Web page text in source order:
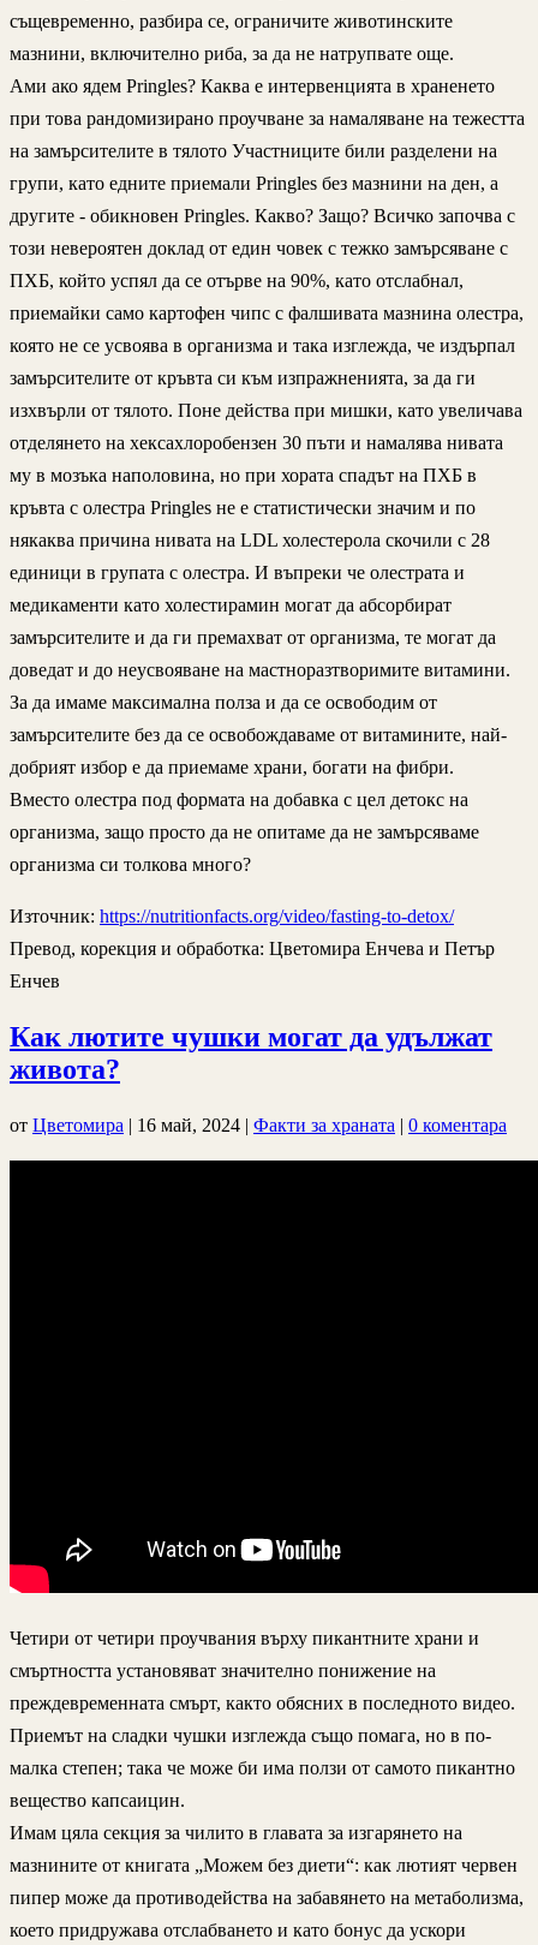
същевременно, разбира се, ограничите животинските
мазнини, включително риба, за да не натрупвате още.
Ами ако ядем Pringles? Каква е интервенцията в храненето
при това рандомизирано проучване за намаляване на тежестта
на замърсителите в тялото Участниците били разделени на
групи, като едните приемали Pringles без мазнини на ден, а
другите - обикновен Pringles. Какво? Защо? Всичко започва с
този невероятен доклад от един човек с тежко замърсяване с
ПХБ, който успял да се отърве на 90%, като отслабнал,
приемайки само картофен чипс с фалшивата мазнина олестра,
която не се усвоява в организма и така изглежда, че издърпал
замърсителите от кръвта си към изпражненията, за да ги
изхвърли от тялото. Поне действа при мишки, като увеличава
отделянето на хексахлоробензен 30 пъти и намалява нивата
му в мозъка наполовина, но при хората спадът на ПХБ в
кръвта с олестра Pringles не е статистически значим и по
някаква причина нивата на LDL холестерола скочили с 28
единици в групата с олестра. И въпреки че олестрата и
медикаменти като холестирамин могат да абсорбират
замърсителите и да ги премахват от организма, те могат да
доведат и до неусвояване на мастноразтворимите витамини.
За да имаме максимална полза и да се освободим от
замърсителите без да се освобождаваме от витамините, най-
добрият избор е да приемаме храни, богати на фибри.
Вместо олестра под формата на добавка с цел детокс на
организма, защо просто да не опитаме да не замърсяваме
организма си толкова много?
Източник: https://nutritionfacts.org/video/fasting-to-detox/
Превод, корекция и обработка: Цветомира Енчева и Петър
Енчев
Как лютите чушки могат да удължат
живота?
от Цветомира | 16 май, 2024 | Факти за храната | 0 коментара
Четири от четири проучвания върху пикантните храни и
смъртността установяват значително понижение на
преждевременната смърт, както обясних в последното видео.
Приемът на сладки чушки изглежда също помага, но в по-
малка степен; така че може би има ползи от самото пикантно
вещество капсаицин.
Имам цяла секция за чилито в главата за изгарянето на
мазнините от книгата „Можем без диети“: как лютият червен
пипер може да противодейства на забавянето на метаболизма,
което придружава отслабването и като бонус да ускори